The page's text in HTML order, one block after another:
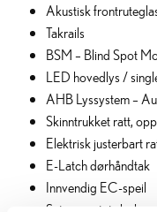
Akustisk
Takrails
BSM – Blind Spot
LED hovedlys /
AHB Lyssystem –
Skinntrukket ratt,
Elektrisk justerbart
E-Latch dørhåndtak
Innvendig EC-speil